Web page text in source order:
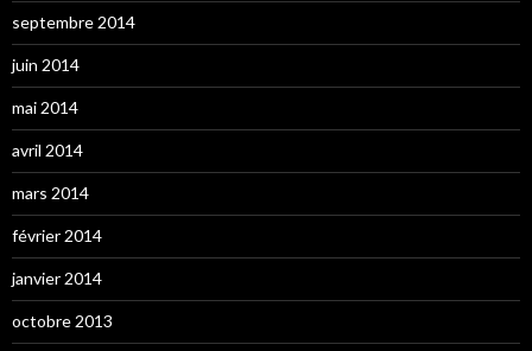
septembre 2014
juin 2014
mai 2014
avril 2014
mars 2014
février 2014
janvier 2014
octobre 2013